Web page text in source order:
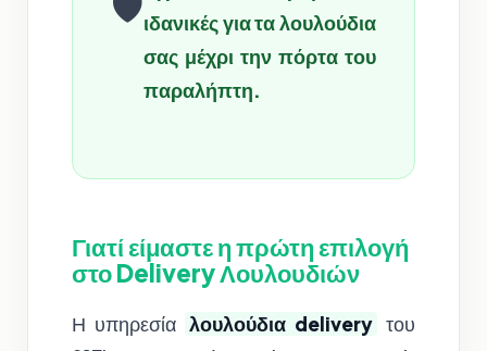
ιδανικές για τα λουλούδια
σας μέχρι την πόρτα του
παραλήπτη.
Γιατί είμαστε η πρώτη επιλογή
στο Delivery Λουλουδιών
Η υπηρεσία λουλούδια delivery του